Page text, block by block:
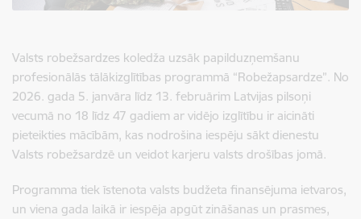
Valsts robežsardzes koledža uzsāk papilduzņemšanu
profesionālās tālākizglītības programmā “Robežapsardze”. No
2026. gada 5. janvāra līdz 13. februārim Latvijas pilsoņi
vecumā no 18 līdz 47 gadiem ar vidējo izglītību ir aicināti
pieteikties mācībām, kas nodrošina iespēju sākt dienestu
Valsts robežsardzē un veidot karjeru valsts drošības jomā.
Programma tiek īstenota valsts budžeta finansējuma ietvaros,
un viena gada laikā ir iespēja apgūt zināšanas un prasmes,